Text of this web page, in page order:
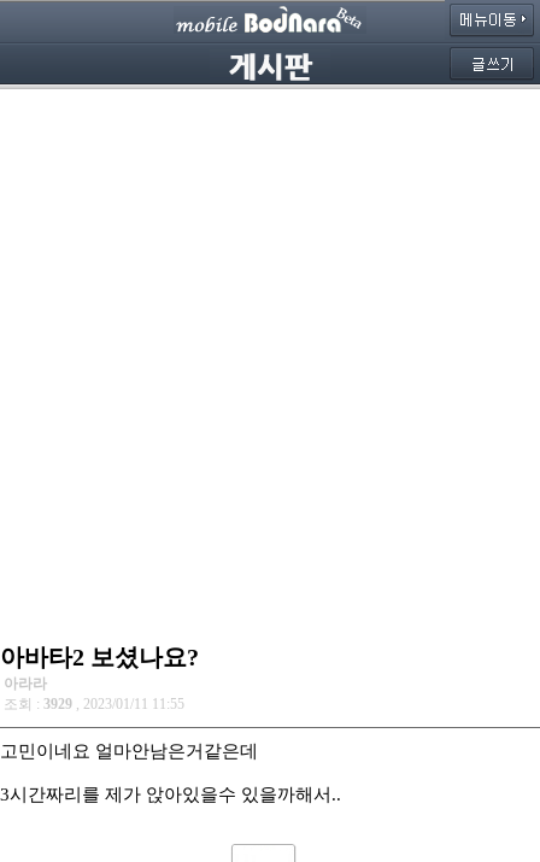
아바타2 보셨나요?
아라라
조회 : 3929 , 2023/01/11 11:55
고민이네요 얼마안남은거같은데
3시간짜리를 제가 앉아있을수 있을까해서..